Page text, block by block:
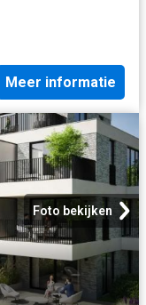
Meer informatie
Foto bekijken